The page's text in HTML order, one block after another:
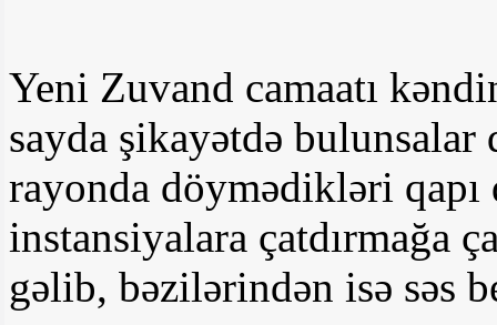
Yeni Zuvand camaatı
sayda şikayətdə bulunsalar
rayonda döymədikləri
instansiyalara çatdırmağa
gəlib, bəzilərindən isə səs